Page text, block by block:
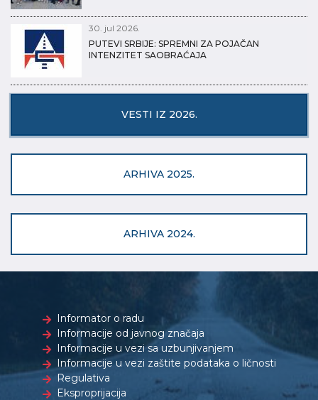
30. jul 2026.
PUTEVI SRBIJE: SPREMNI ZA POJAČAN
INTENZITET SAOBRAĆAJA
VESTI IZ 2026.
ARHIVA 2025.
ARHIVA 2024.
Informator o radu
Informacije od javnog značaja
Informacije u vezi sa uzbunjivanjem
Informacije u vezi zaštite podataka o ličnosti
Regulativa
Eksproprijacija